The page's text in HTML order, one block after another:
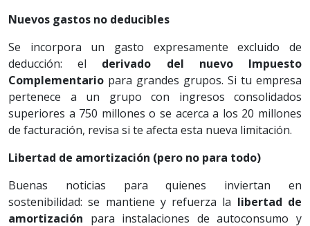
Nuevos gastos no deducibles
Se incorpora un gasto expresamente excluido de
deducción: el derivado del nuevo Impuesto
Complementario para grandes grupos. Si tu empresa
pertenece a un grupo con ingresos consolidados
superiores a 750 millones o se acerca a los 20 millones
de facturación, revisa si te afecta esta nueva limitación.
Libertad de amortización (pero no para todo)
Buenas noticias para quienes inviertan en
sostenibilidad: se mantiene y refuerza la libertad de
amortización para instalaciones de autoconsumo y